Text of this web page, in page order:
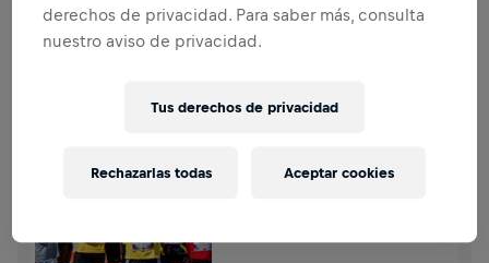
HISTORIA
derechos de privacidad. Para saber más, consulta
nuestro aviso de privacidad.
Tus derechos de privacidad
Rechazarlas todas Aceptar cookies